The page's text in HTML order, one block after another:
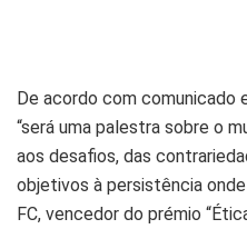
De acordo com comunicado
“será uma palestra sobre o
aos desafios, das
objetivos à persistência
FC, vencedor do prémio